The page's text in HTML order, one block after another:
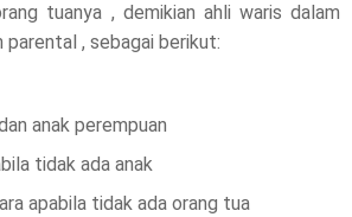
tuanya , demikian ahli waris dalam
, sebagai berikut:
anak perempuan
tidak ada anak
apabila tidak ada orang tua